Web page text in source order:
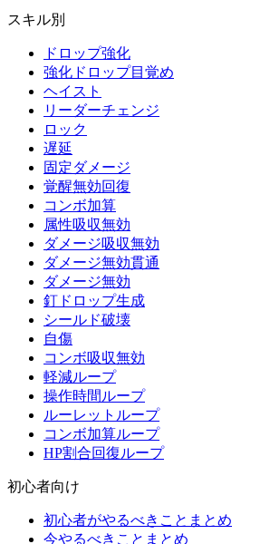
スキル別
ドロップ強化
強化ドロップ目覚め
ヘイスト
リーダーチェンジ
ロック
遅延
固定ダメージ
覚醒無効回復
コンボ加算
属性吸収無効
ダメージ吸収無効
ダメージ無効貫通
ダメージ無効
釘ドロップ生成
シールド破壊
自傷
コンボ吸収無効
軽減ループ
操作時間ループ
ルーレットループ
コンボ加算ループ
HP割合回復ループ
初心者向け
初心者がやるべきことまとめ
今やるべきことまとめ